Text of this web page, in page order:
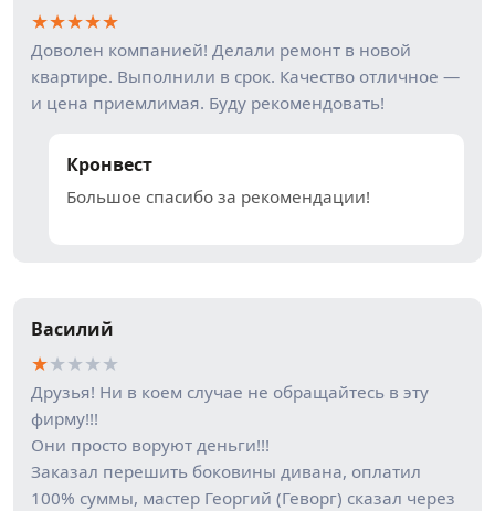
★★★★★
Доволен компанией! Делали ремонт в новой
квартире. Выполнили в срок. Качество отличное —
и цена приемлимая. Буду рекомендовать!
Кронвест
Большое спасибо за рекомендации!
Василий
★★★★★
Друзья! Ни в коем случае не обращайтесь в эту
фирму!!!
Они просто воруют деньги!!!
Заказал перешить боковины дивана, оплатил
100% суммы, мастер Георгий (Геворг) сказал через